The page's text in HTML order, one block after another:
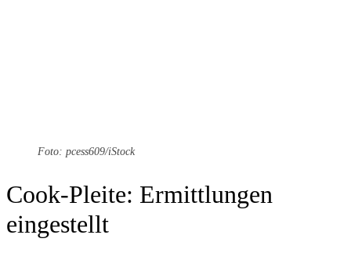
Foto: pcess609/iStock
Cook-Pleite: Ermittlungen
eingestellt